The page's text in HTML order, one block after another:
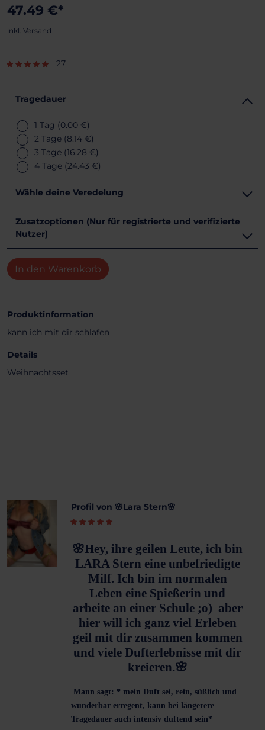
47.49 €*
inkl. Versand
27
Tragedauer
1 Tag (0.00 €)
2 Tage (8.14 €)
3 Tage (16.28 €)
4 Tage (24.43 €)
Wähle deine Veredelung
Zusatzoptionen (Nur für registrierte und verifizierte
Nutzer)
In den Warenkorb
Produktinformation
kann ich mit dir schlafen
Details
Weihnachtsset
Profil von 🌸Lara Stern🌸
🌸Hey, ihre geilen Leute, ich bin
LARA Stern eine unbefriedigte
Milf. Ich bin im normalen
Leben eine Spießerin und
arbeite an einer Schule ;o) aber
hier will ich ganz viel Erleben
geil mit dir zusammen kommen
und viele Dufterlebnisse mit dir
kreieren.🌸
Mann sagt: * mein Duft sei, rein, süßlich und
wunderbar erregent, kann bei längerere
Tragedauer auch intensiv duftend sein*